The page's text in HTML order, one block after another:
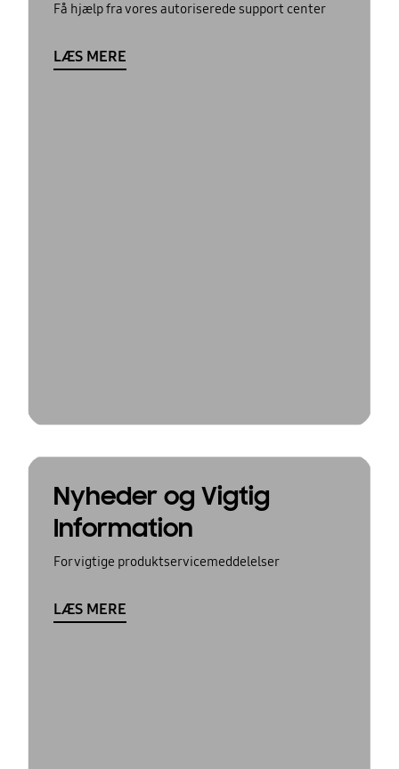
Få hjælp fra vores autoriserede support center
LÆS MERE
Nyheder og Vigtig
Information
For vigtige produktservicemeddelelser
LÆS MERE